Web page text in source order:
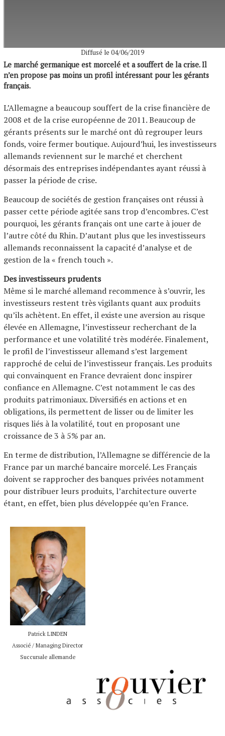
Diffusé le 04/06/2019
Le marché germanique est morcelé et a souffert de la crise. Il
n’en propose pas moins un profil intéressant pour les gérants
français.
L’Allemagne a beaucoup souffert de la crise financière de
2008 et de la crise européenne de 2011. Beaucoup de
gérants présents sur le marché ont dû regrouper leurs
fonds, voire fermer boutique. Aujourd’hui, les investisseurs
allemands reviennent sur le marché et cherchent
désormais des entreprises indépendantes ayant réussi à
passer la période de crise.
Beaucoup de sociétés de gestion françaises ont réussi à
passer cette période agitée sans trop d’encombres. C’est
pourquoi, les gérants français ont une carte à jouer de
l’autre côté du Rhin. D’autant plus que les investisseurs
allemands reconnaissent la capacité d’analyse et de
gestion de la « french touch ».
Des investisseurs prudents
Même si le marché allemand recommence à s’ouvrir, les
investisseurs restent très vigilants quant aux produits
qu’ils achètent. En effet, il existe une aversion au risque
élevée en Allemagne, l’investisseur recherchant de la
performance et une volatilité très modérée. Finalement,
le profil de l’investisseur allemand s’est largement
rapproché de celui de l’investisseur français. Les produits
qui convainquent en France devraient donc inspirer
confiance en Allemagne. C’est notamment le cas des
produits patrimoniaux. Diversifiés en actions et en
obligations, ils permettent de lisser ou de limiter les
risques liés à la volatilité, tout en proposant une
croissance de 3 à 5% par an.
En terme de distribution, l’Allemagne se différencie de la
France par un marché bancaire morcelé. Les Français
doivent se rapprocher des banques privées notamment
pour distribuer leurs produits, l’architecture ouverte
étant, en effet, bien plus développée qu’en France.
Patrick LINDEN
Associé / Managing Director
Succursale allemande